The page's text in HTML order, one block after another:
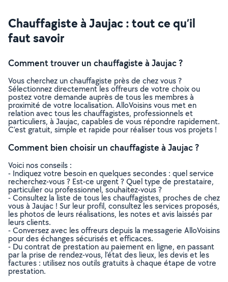
Chauffagiste à Jaujac : tout ce qu’il
faut savoir
Comment trouver un chauffagiste à Jaujac ?
Vous cherchez un chauffagiste près de chez vous ?
Sélectionnez directement les offreurs de votre choix ou
postez votre demande auprès de tous les membres à
proximité de votre localisation. AlloVoisins vous met en
relation avec tous les chauffagistes, professionnels et
particuliers, à Jaujac, capables de vous répondre rapidement.
C’est gratuit, simple et rapide pour réaliser tous vos projets !
Comment bien choisir un chauffagiste à Jaujac ?
Voici nos conseils :
- Indiquez votre besoin en quelques secondes : quel service
recherchez-vous ? Est-ce urgent ? Quel type de prestataire,
particulier ou professionnel, souhaitez-vous ?
- Consultez la liste de tous les chauffagistes, proches de chez
vous à Jaujac ! Sur leur profil, consultez les services proposés,
les photos de leurs réalisations, les notes et avis laissés par
leurs clients.
- Conversez avec les offreurs depuis la messagerie AlloVoisins
pour des échanges sécurisés et efficaces.
- Du contrat de prestation au paiement en ligne, en passant
par la prise de rendez-vous, l’état des lieux, les devis et les
factures : utilisez nos outils gratuits à chaque étape de votre
prestation.